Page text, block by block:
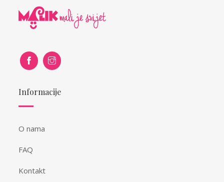
Informacije
O nama
FAQ
Kontakt